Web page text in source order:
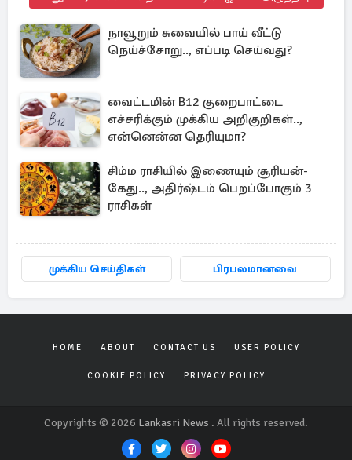
நாவூறும் சுவையில் பாய் வீட்டு
நெய்ச்சோறு.., எப்படி செய்வது?
வைட்டமின் B12 குறைபாட்டை
எச்சரிக்கும் முக்கிய அறிகுறிகள்..,
என்னென்ன தெரியுமா?
சிம்ம ராசியில் இணையும் சூரியன்-
கேது.., அதிர்ஷ்டம் பெறப்போகும் 3
ராசிகள்
முக்கிய செய்திகள் பிரபலமானவை
HOME ABOUT CONTACT US USER POLICY
COOKIE POLICY PRIVACY POLICY
Copyrights © 2026 Lankasri News . All rights reserved.